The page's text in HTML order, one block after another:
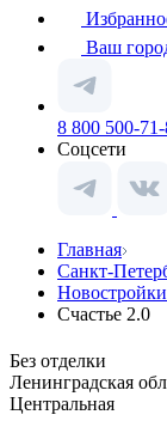
Ваш
8 800 500-71-
Соцсети
Главная
Санкт-
Счастье 2.0
Без отделки
Ленинградская
Центральная